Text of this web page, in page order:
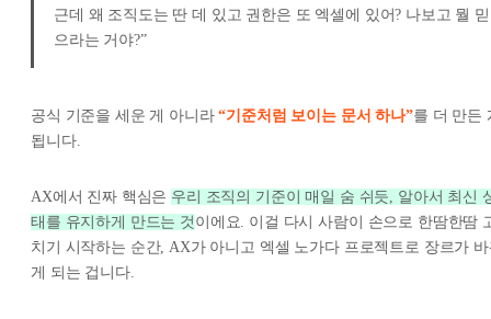
근데 왜 조직도는 딴 데 있고 권한은 또 엑셀에 있어? 나보고 뭘 믿
으라는 거야?”
공식 기준을 세운 게 아니라“기준처럼 보이는 문서 하나”를 더 만든
됩니다.
AX에서 진짜 핵심은 우리 조직의 기준이 매일 숨 쉬듯, 알아서 최신
태를 유지하게 만드는 것 이에요. 이걸 다시 사람이 손으로 한땀한땀
치기 시작하는 순간, AX가 아니고 엑셀 노가다 프로젝트로 장르가
게 되는 겁니다.